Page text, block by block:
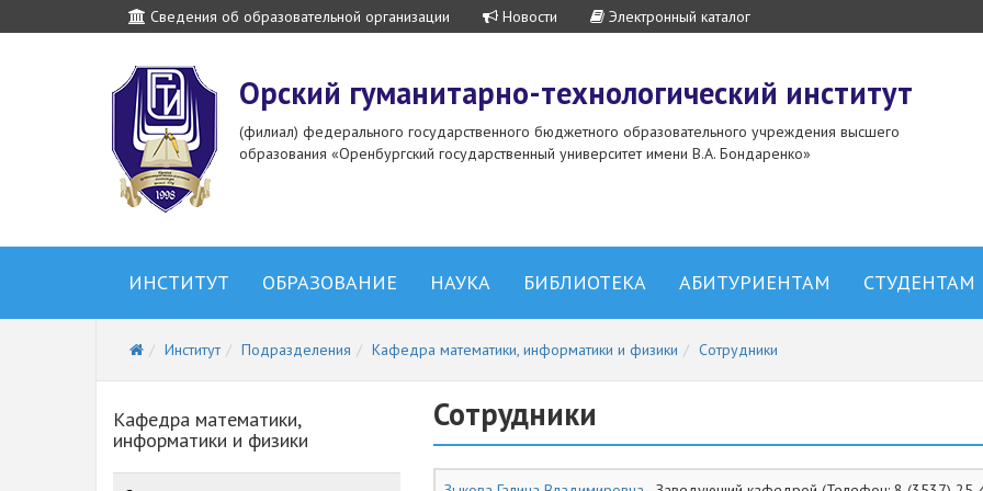
Сведения об образовательной организации Новости Электронный каталог
Орский гуманитарно-технологический институт
(филиал) федерального государственного бюджетного образовательного учреждения высшего
образования «Оренбургский государственный университет имени В.А. Бондаренко»
ИНСТИТУТ ОБРАЗОВАНИЕ НАУКА БИБЛИОТЕКА АБИТУРИЕНТАМ СТУДЕНТАМ
Институт Подразделения Кафедра математики, информатики и физики Сотрудники
Кафедра математики,
информатики и физики
Сотрудники